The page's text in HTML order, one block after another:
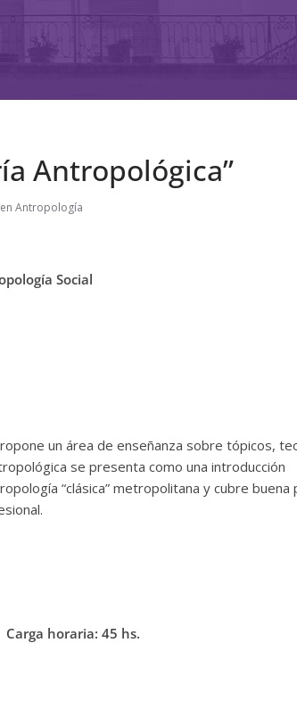
Antropológica”
Antropología
Social
un área de enseñanza sobre tópicos,
se presenta como una introducción
“clásica” metropolitana y cubre buena
Carga horaria: 45 hs.